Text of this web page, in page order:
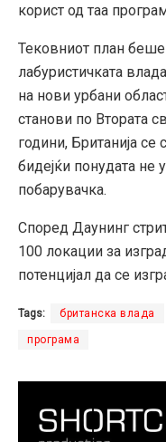
корист од таа
Тековниот план
лабуристичката
на нови урбани
станови по Втората
години, Британија се
бидејќи понудата не
побарувачка.
Според Даунинг
100 локации за
потенцијал да се
Tags: британска влада
програма